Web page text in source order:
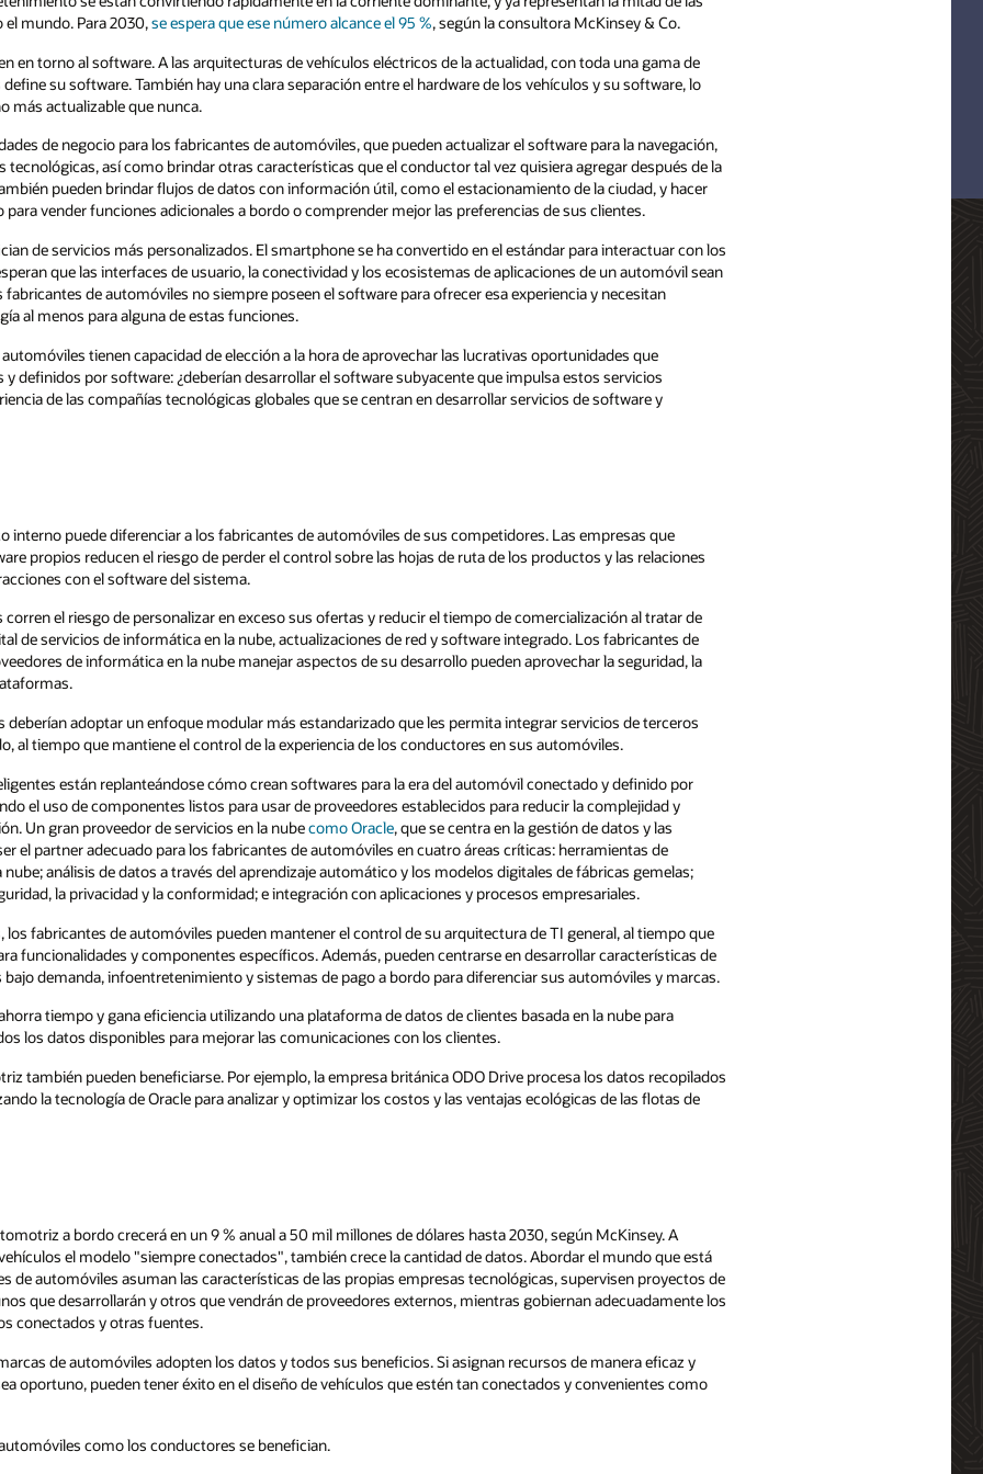
%, según la consultora McKinsey & Co.
de la actualidad, con toda una gama de
de los vehículos y su software, lo
actualizar el software para la navegación,
tal vez quisiera agregar después de la
el estacionamiento de la ciudad, y hacer
las preferencias de sus clientes.
en el estándar para interactuar con los
de aplicaciones de un automóvil sean
ofrecer esa experiencia y necesitan
las lucrativas oportunidades que
que impulsa estos servicios
desarrollar servicios de software y
sus competidores. Las empresas que
de ruta de los productos y las relaciones
el tiempo de comercialización al tratar de
y software integrado. Los fabricantes de
pueden aprovechar la seguridad, la
les permita integrar servicios de terceros
en sus automóviles.
del automóvil conectado y definido por
para reducir la complejidad y
se centra en la gestión de datos y las
cuatro áreas críticas: herramientas de
modelos digitales de fábricas gemelas;
y procesos empresariales.
su arquitectura de TI general, al tiempo que
centrarse en desarrollar características de
para diferenciar sus automóviles y marcas.
de clientes basada en la nube para
los clientes.
ODO Drive procesa los datos recopilados
y las ventajas ecológicas de las flotas de
hasta 2030, según McKinsey. A
de datos. Abordar el mundo que está
tecnológicas, supervisen proyectos de
mientras gobiernan adecuadamente los
Si asignan recursos de manera eficaz y
tan conectados y convenientes como